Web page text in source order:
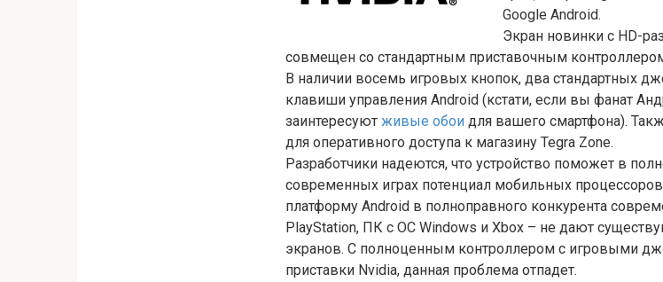
Google Android.
Экран новинки с HD-
совмещен со стандартным приставочным
В наличии восемь игровых кнопок, два стандартных
клавиши управления Android (кстати, если вы фанат
заинтересуют живые обои для вашего смартфона).
для оперативного доступа к магазину Tegra Zone.
Разработчики надеются, что устройство поможет в
современных играх потенциал мобильных
платформу Android в полноправного конкурента
PlayStation, ПК с ОС Windows и Xbox – не дают
экранов. С полноценным контроллером с игровыми
приставки Nvidia, данная проблема отпадет.